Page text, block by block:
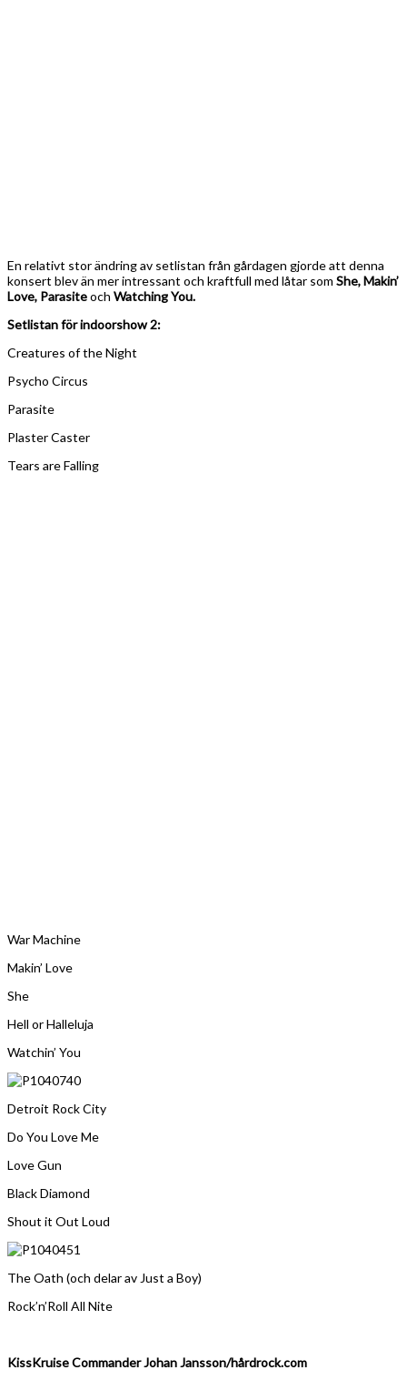
En relativt stor ändring av setlistan från gårdagen gjorde att denna
konsert blev än mer intressant och kraftfull med låtar som She, Makin’
Love, Parasiteoch Watching You.
Setlistan för indoorshow 2:
Creatures of the Night
Psycho Circus
Parasite
Plaster Caster
Tears are Falling
War Machine
Makin’ Love
She
Hell or Halleluja
Watchin’ You
Detroit Rock City
Do You Love Me
Love Gun
Black Diamond
Shout it Out Loud
The Oath (och delar av Just a Boy)
Rock’n’Roll All Nite
KissKruise Commander Johan Jansson/hårdrock.com